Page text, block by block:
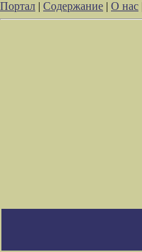
Портал | Содержание | О нас